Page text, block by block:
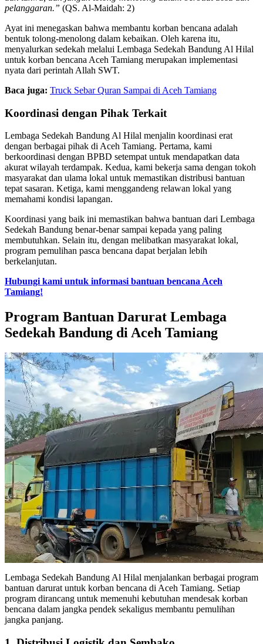
pelanggaran.” (QS. Al-Maidah: 2)
Ayat ini menegaskan bahwa membantu korban bencana adalah
bentuk tolong-menolong dalam kebaikan. Oleh karena itu,
menyalurkan sedekah melalui Lembaga Sedekah Bandung Al Hilal
untuk korban bencana Aceh Tamiang merupakan implementasi
nyata dari perintah Allah SWT.
Baca juga: Truck Sebar Quran Sampai di Aceh Tamiang
Koordinasi dengan Pihak Terkait
Lembaga Sedekah Bandung Al Hilal menjalin koordinasi erat
dengan berbagai pihak di Aceh Tamiang. Pertama, kami
berkoordinasi dengan BPBD setempat untuk mendapatkan data
akurat wilayah terdampak. Kedua, kami bekerja sama dengan tokoh
masyarakat dan ulama lokal untuk memastikan distribusi bantuan
tepat sasaran. Ketiga, kami menggandeng relawan lokal yang
memahami kondisi lapangan.
Koordinasi yang baik ini memastikan bahwa bantuan dari Lembaga
Sedekah Bandung benar-benar sampai kepada yang paling
membutuhkan. Selain itu, dengan melibatkan masyarakat lokal,
program pemulihan pasca bencana dapat berjalan lebih
berkelanjutan.
Hubungi kami untuk informasi bantuan bencana Aceh
Tamiang!
Program Bantuan Darurat Lembaga
Sedekah Bandung di Aceh Tamiang
Lembaga Sedekah Bandung Al Hilal menjalankan berbagai program
bantuan darurat untuk korban bencana di Aceh Tamiang. Setiap
program dirancang untuk memenuhi kebutuhan mendesak korban
bencana dalam jangka pendek sekaligus membantu pemulihan
jangka panjang.